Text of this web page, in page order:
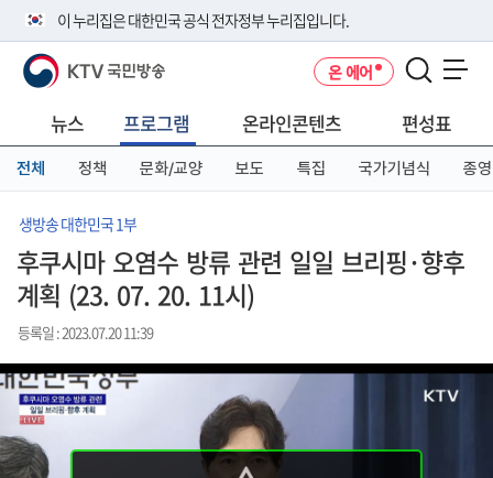
이 누리집은 대한민국 공식 전자정부 누리집입니다.
공식 누리집 주소 확인하기
니다.
이밖에 or.kr 또는 .kr등 다른 도메인 주소를 사용하고 있다면 아래 URL에
서 도메인 주소를 확인해 보세요
KTV 국민방송 온 에어
뉴스 프로그램 온라인콘텐츠 편성표
전체 정책 문화/교양 보도 특집 국가기념식 종영
생방송 대한민국 1부
후쿠시마 오염수 방류 관련 일일 브리핑·향후
계획 (23. 07. 20. 11시)
등록일 : 2023.07.20 11:39